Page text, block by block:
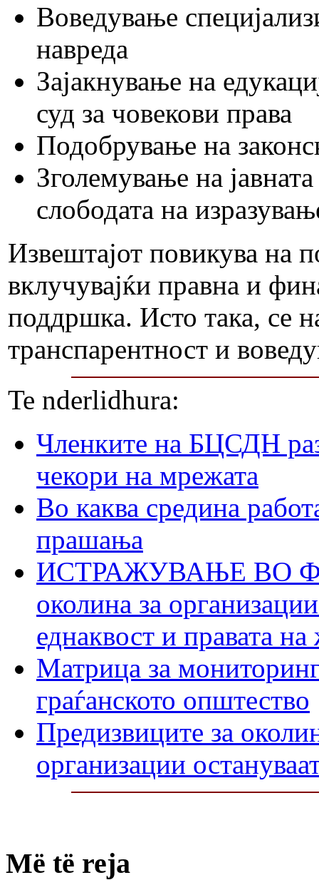
Воведување
навреда
Зајакнување на
суд за човекови права
Подобрување на
Зголемување на
слободата на
Извештајот повикува на
вклучувајќи правна и
поддршка. Исто така, се
транспарентност и
Te nderlidhura:
Членките на БЦСДН
чекори на мрежата
Во каква средина
прашања
ИСТРАЖУВАЊЕ ВО
околина за
еднаквост и правата
Матрица за
граѓанското општество
Предизвиците за
организации
Më të reja